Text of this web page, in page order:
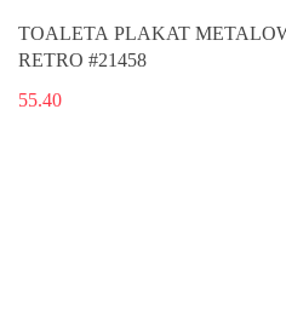
TOALETA PLAKAT
RETRO #21458
55.40